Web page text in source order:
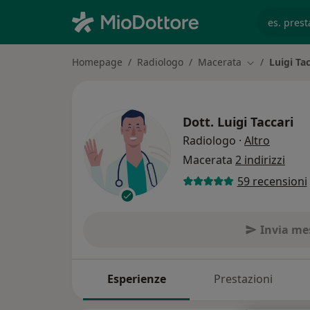
Homepage Radiologo Macerata Cambia città
Luigi
Dott. Luigi Taccari
Radiologo · Altro
Macerata 2 indirizzi
59 recensioni
Invia
Esperienze Prestazioni